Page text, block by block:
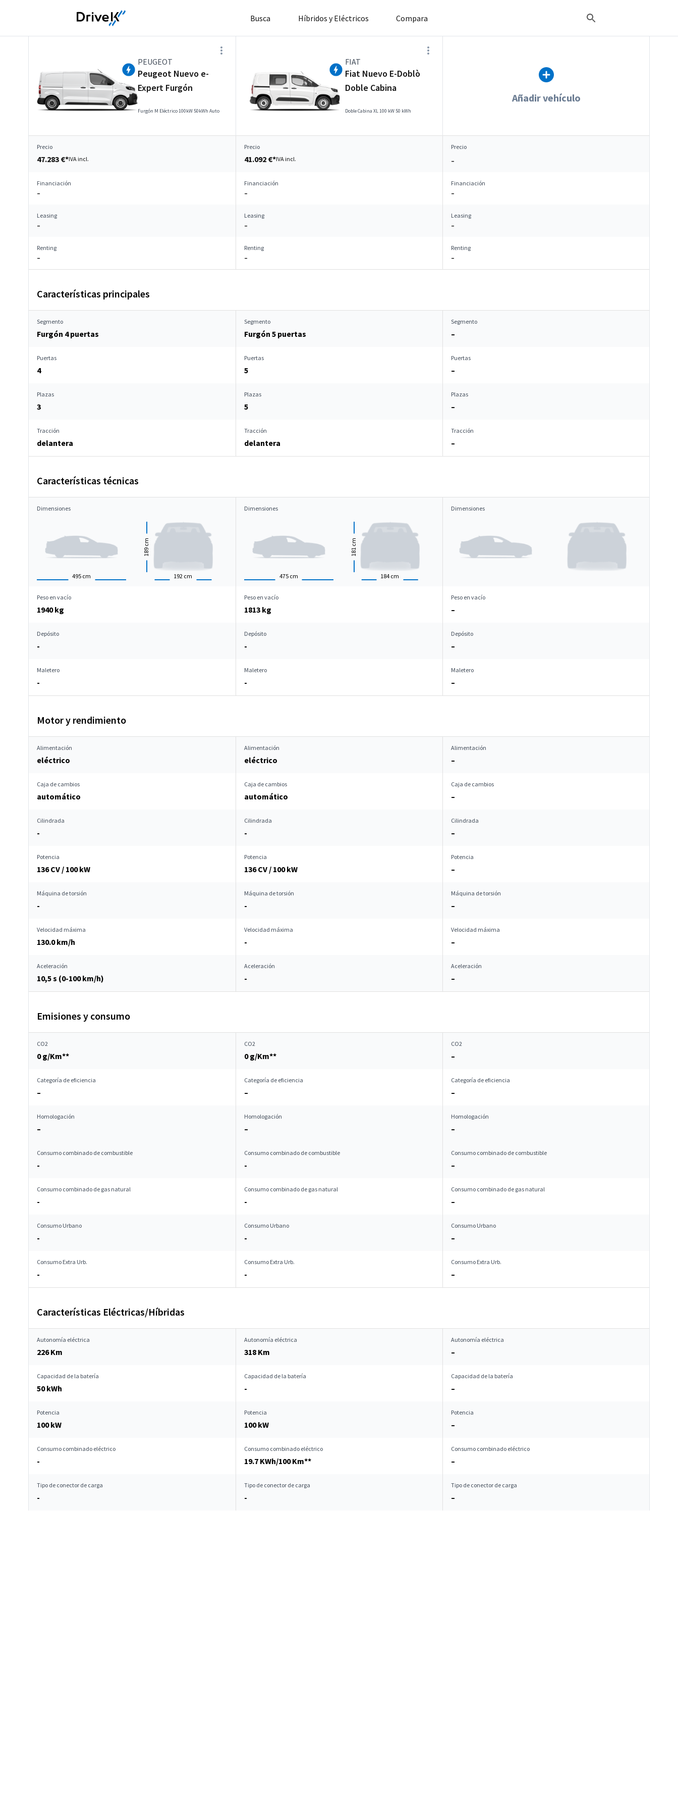
Busca Híbridos y Eléctricos Compara
PEUGEOT
Peugeot Nuevo e-
Expert Furgón
Furgón M Eléctrico 100kW 50kWh Auto
FIAT
Fiat Nuevo E-Doblò
Doble Cabina
Doble Cabina XL 100 kW 50 kWh
Añadir vehículo
Precio
47.283 €*IVA incl.
Precio
41.092 €*IVA incl.
Precio
–
Financiación
–
Financiación
–
Financiación
–
Leasing
–
Leasing
–
Leasing
–
Renting
–
Renting
–
Renting
–
Características principales
Segmento
Furgón 4 puertas
Segmento
Furgón 5 puertas
Segmento
–
Puertas
4
Puertas
5
Puertas
–
Plazas
3
Plazas
5
Plazas
–
Tracción
delantera
Tracción
delantera
Tracción
–
Características técnicas
Dimensiones
495 cm 192 cm
189
cm
Dimensiones
475 cm 184 cm
181
cm
Dimensiones
Peso en vacío
1940 kg
Peso en vacío
1813 kg
Peso en vacío
–
Depósito
-
Depósito
-
Depósito
–
Maletero
-
Maletero
-
Maletero
–
Motor y rendimiento
Alimentación
eléctrico
Alimentación
eléctrico
Alimentación
–
Caja de cambios
automático
Caja de cambios
automático
Caja de cambios
–
Cilindrada
-
Cilindrada
-
Cilindrada
–
Potencia
136 CV / 100 kW
Potencia
136 CV / 100 kW
Potencia
–
Máquina de torsión
-
Máquina de torsión
-
Máquina de torsión
–
Velocidad máxima
130.0 km/h
Velocidad máxima
-
Velocidad máxima
–
Aceleración
10,5 s (0-100 km/h)
Aceleración
-
Aceleración
–
Emisiones y consumo
CO2
0 g/Km**
CO2
0 g/Km**
CO2
–
Categoría de eficiencia
–
Categoría de eficiencia
–
Categoría de eficiencia
–
Homologación
–
Homologación
–
Homologación
–
Consumo combinado de combustible
-
Consumo combinado de combustible
-
Consumo combinado de combustible
–
Consumo combinado de gas natural
-
Consumo combinado de gas natural
-
Consumo combinado de gas natural
–
Consumo Urbano
-
Consumo Urbano
-
Consumo Urbano
–
Consumo Extra Urb.
-
Consumo Extra Urb.
-
Consumo Extra Urb.
–
Características Eléctricas/Híbridas
Autonomía eléctrica
226 Km
Autonomía eléctrica
318 Km
Autonomía eléctrica
–
Capacidad de la batería
50 kWh
Capacidad de la batería
-
Capacidad de la batería
–
Potencia
100 kW
Potencia
100 kW
Potencia
–
Consumo combinado eléctrico
-
Consumo combinado eléctrico
19.7 KWh/100 Km**
Consumo combinado eléctrico
–
Tipo de conector de carga
-
Tipo de conector de carga
-
Tipo de conector de carga
–